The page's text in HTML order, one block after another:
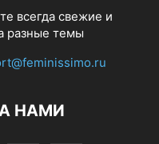
всегда свежие и
разные темы
НАМИ